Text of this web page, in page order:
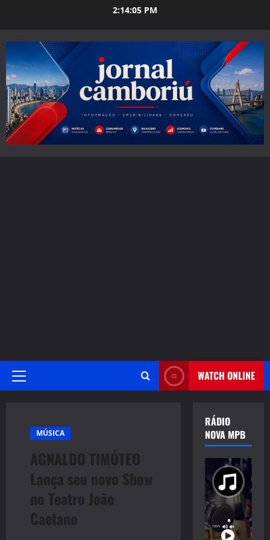
2:14:06 PM
Primary
WATCH ONLINE
MÚSICA
AGNALDO TIMÓTEO
Lança seu novo Show
no Teatro João
Caetano
RÁDIO
NOVA MPB